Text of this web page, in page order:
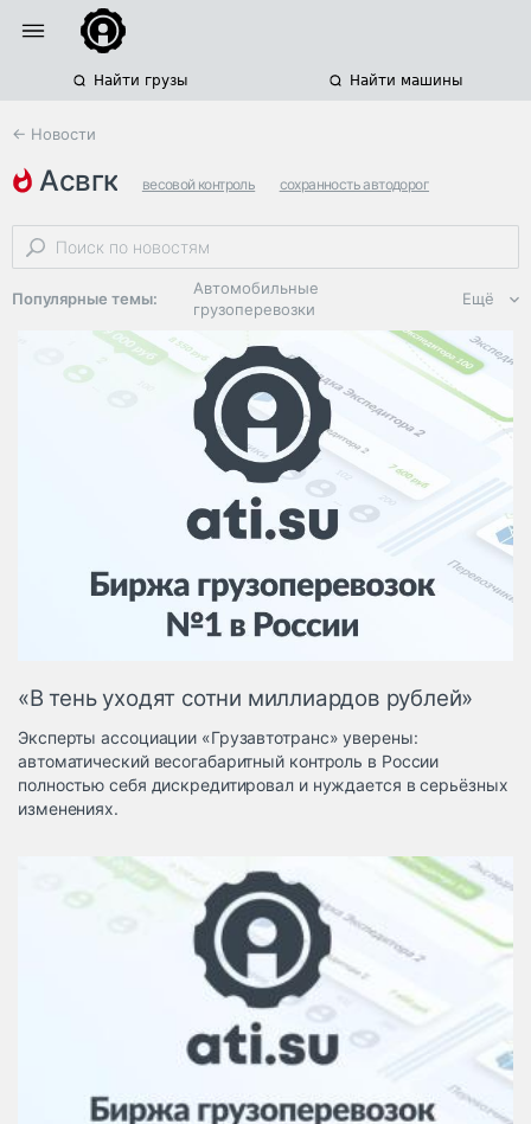
Найти грузы Найти машины
← Новости
асвгк весовой контроль сохранность автодорог
весогабаритный контроль
Популярные темы:
Автомобильные
грузоперевозки
Региональная
логистика
ЭДО, ИТ в
логистике
Дороги,
инфраструктура
Логистика, грузы
Негабаритные и
опасные грузы
Безопасность и
Таможня и ВЭД
Склады и
грузовые
терминалы
Спецтехника
Автосервис,
запчасти, шины
Топливо, масла и
автохимия
Дзен
Ещё
«В тень уходят сотни миллиардов рублей»
Эксперты ассоциации «Грузавтотранс» уверены:
автоматический весогабаритный контроль в России
полностью себя дискредитировал и нуждается в серьёзных
изменениях.